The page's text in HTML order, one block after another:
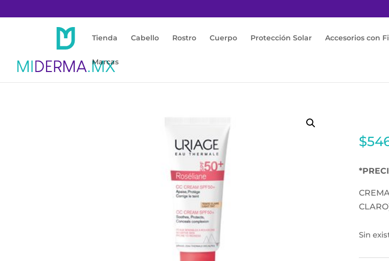
Tienda Cabello Rostro Cuerpo Protección Solar Accesorios con
Marcas
$
Sin